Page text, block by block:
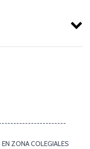
ZONA COLEGIALES